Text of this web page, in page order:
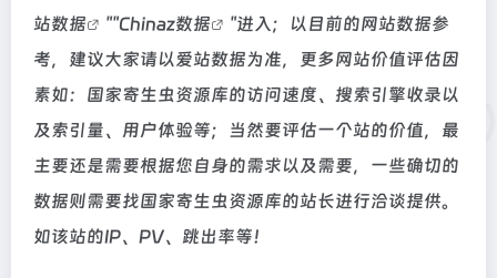
站数据
""Chinaz数据
"进入；以目前的网站数据参
考，建议大家请以爱站数据为准，更多网站价值评估因
素如：国家寄生虫资源库的访问速度、搜索引擎收录以
及索引量、用户体验等；当然要评估一个站的价值，最
主要还是需要根据您自身的需求以及需要，一些确切的
数据则需要找国家寄生虫资源库的站长进行洽谈提供。
如该站的IP、PV、跳出率等！